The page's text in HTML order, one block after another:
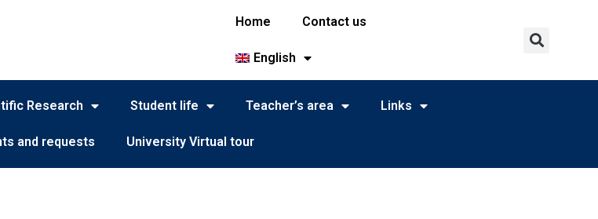
Home Contact us
English
Research Student life Teacher’s area Links
and requests University Virtual tour